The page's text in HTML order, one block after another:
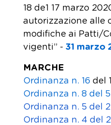
18 de1 17 marzo
autorizzazione alle
modifiche ai Patti/
vigenti” - 31 marzo
MARCHE
Ordinanza n. 16 del
Ordinanza n. 8 del
Ordinanza n. 5 del
Ordinanza n. 4 del